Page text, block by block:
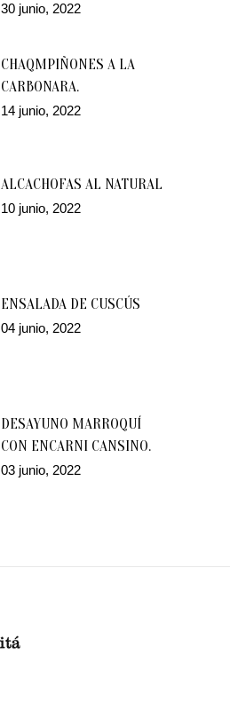
30 junio, 2022
CHAQMPIÑONES A LA
CARBONARA.
14 junio, 2022
ALCACHOFAS AL NATURAL
10 junio, 2022
ENSALADA DE CUSCÚS
04 junio, 2022
DESAYUNO MARROQUÍ
CON ENCARNI CANSINO.
03 junio, 2022